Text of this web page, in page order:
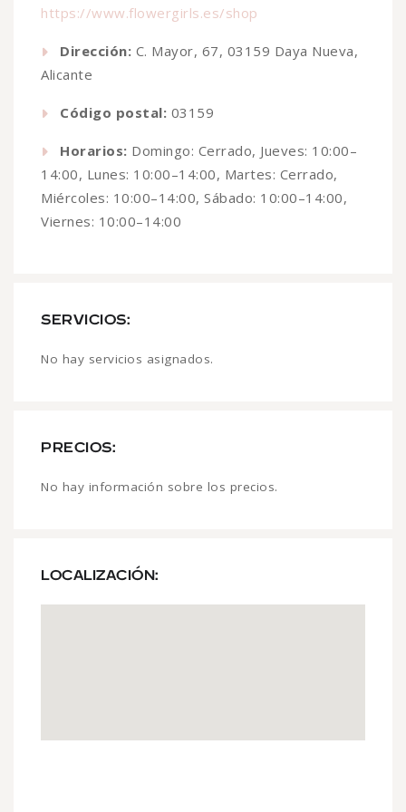
https://www.flowergirls.es/shop
Dirección: C. Mayor, 67, 03159 Daya Nueva,
Alicante
Código postal: 03159
Horarios: Domingo: Cerrado, Jueves: 10:00–
14:00, Lunes: 10:00–14:00, Martes: Cerrado,
Miércoles: 10:00–14:00, Sábado: 10:00–14:00,
Viernes: 10:00–14:00
SERVICIOS:
No hay servicios asignados.
PRECIOS:
No hay información sobre los precios.
LOCALIZACIÓN: